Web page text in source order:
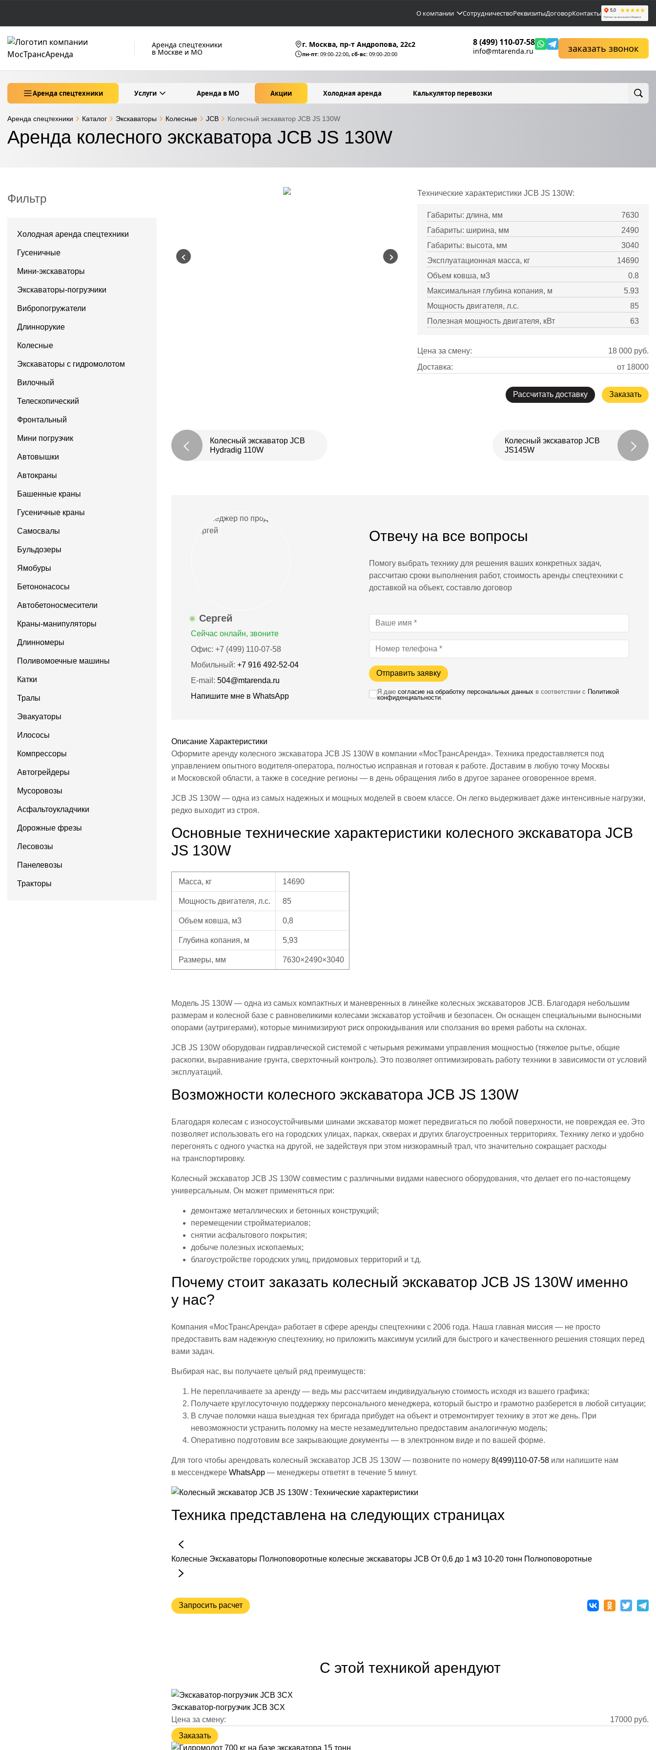
О компании СотрудничествоРеквизитыДоговорКонтакты
Аренда спецтехники
в Москве и МО
г. Москва, пр-т Андропова, 22c2
пн-пт: 09:00-22:00, сб-вс: 09:00-20:00
8 (499) 110-07-58
info@mtarenda.ru заказать звонок
Аренда спецтехники Услуги Аренда в МО Акции Холодная аренда Калькулятор перевозки
Аренда колесного экскаватора JCB JS 130W
Аренда спецтехники Каталог Экскаваторы Колесные JCB Колесный экскаватор JCB JS 130W
Фильтр
Холодная аренда спецтехники
Гусеничные
Мини-экскаваторы
Экскаваторы-погрузчики
Вибропогружатели
Длиннорукие
Колесные
Экскаваторы с гидромолотом
Вилочный
Телескопический
Фронтальный
Мини погрузчик
Автовышки
Автокраны
Башенные краны
Гусеничные краны
Самосвалы
Бульдозеры
Ямобуры
Бетононасосы
Автобетоносмесители
Краны-манипуляторы
Длинномеры
Поливомоечные машины
Катки
Тралы
Эвакуаторы
Илососы
Компрессоры
Автогрейдеры
Мусоровозы
Асфальтоукладчики
Дорожные фрезы
Лесовозы
Панелевозы
Тракторы
Технические характеристики JCB JS 130W:
Габариты: длина, мм
7630
Габариты: ширина, мм
2490
Габариты: высота, мм
3040
Эксплуатационная масса, кг
14690
Объем ковша, м3
0.8
Максимальная глубина копания, м
5.93
Мощность двигателя, л.с.
85
Полезная мощность двигателя, кВт
63
Цена за смену: 18 000 руб.
Доставка:
от 18000
Рассчитать доставку Заказать
Колесный экскаватор JCB
Hydradig 110W
Колесный экскаватор JCB
JS145W
Отвечу на все вопросы
Помогу выбрать технику для решения ваших конкретных задач,
рассчитаю сроки выполнения работ, стоимость аренды спецтехники с
доставкой на объект, составлю договор
Сергей
Сейчас онлайн, звоните
Офис: +7 (499) 110-07-58
Мобильный: +7 916 492‑52‑04
E-mail: 504@mtarenda.ru
Напишите мне в WhatsApp
Отправить заявку
Я даюсогласие на обработку персональных данных в соответствии с Политикой
конфиденциальности .
Описание Характеристики
Оформите аренду колесного экскаватора JCB JS 130W в компании «МосТрансАренда». Техника предоставляется под
управлением опытного водителя-оператора, полностью исправная и готовая к работе. Доставим в любую точку Москвы
и Московской области, а также в соседние регионы — в день обращения либо в другое заранее оговоренное время.
JCB JS 130W — одна из самых надежных и мощных моделей в своем классе. Он легко выдерживает даже интенсивные нагрузки,
редко выходит из строя.
Основные технические характеристики колесного экскаватора JCB
JS 130W
Масса, кг 14690
Мощность двигателя, л.с. 85
Объем ковша, м3 0,8
Глубина копания, м 5,93
Размеры, мм 7630×2490×3040
Модель JS 130W — одна из самых компактных и маневренных в линейке колесных экскаваторов JCB. Благодаря небольшим
размерам и колесной базе с равновеликими колесами экскаватор устойчив и безопасен. Он оснащен специальными выносными
опорами (аутригерами), которые минимизируют риск опрокидывания или сползания во время работы на склонах.
JCB JS 130W оборудован гидравлической системой с четырьмя режимами управления мощностью (тяжелое рытье, общие
раскопки, выравнивание грунта, сверхточный контроль). Это позволяет оптимизировать работу техники в зависимости от условий
эксплуатаций.
Возможности колесного экскаватора JCB JS 130W
Благодаря колесам с износоустойчивыми шинами экскаватор может передвигаться по любой поверхности, не повреждая ее. Это
позволяет использовать его на городских улицах, парках, скверах и других благоустроенных территориях. Технику легко и удобно
перегонять с одного участка на другой, не задействуя при этом низкорамный трал, что значительно сокращает расходы
на транспортировку.
Колесный экскаватор JCB JS 130W совместим с различными видами навесного оборудования, что делает его по-настоящему
универсальным. Он может применяться при:
демонтаже металлических и бетонных конструкций;
перемещении стройматериалов;
снятии асфальтового покрытия;
добыче полезных ископаемых;
благоустройстве городских улиц, придомовых территорий и т.д.
Почему стоит заказать колесный экскаватор JCB JS 130W именно
у нас?
Компания «МосТрансАренда» работает в сфере аренды спецтехники с 2006 года. Наша главная миссия — не просто
предоставить вам надежную спецтехнику, но приложить максимум усилий для быстрого и качественного решения стоящих перед
вами задач.
Выбирая нас, вы получаете целый ряд преимуществ:
Не переплачиваете за аренду — ведь мы рассчитаем индивидуальную стоимость исходя из вашего графика;
Получаете круглосуточную поддержку персонального менеджера, который быстро и грамотно разберется в любой ситуации;
В случае поломки наша выездная тех бригада прибудет на объект и отремонтирует технику в этот же день. При
невозможности устранить поломку на месте незамедлительно предоставим аналогичную модель;
Оперативно подготовим все закрывающие документы — в электронном виде и по вашей форме.
Для того чтобы арендовать колесный экскаватор JCB JS 130W — позвоните по номеру 8(499)110-07-58 или напишите нам
в мессенджере WhatsApp — менеджеры ответят в течение 5 минут.
Техника представлена на следующих страницах
Колесные Экскаваторы Полноповоротные колесные экскаваторы JCB От 0,6 до 1 м3 10-20 тонн Полноповоротные
Запросить расчет
С этой техникой арендуют
Экскаватор-погрузчик JCB 3CX
Цена за смену:
17000 руб.
Заказать